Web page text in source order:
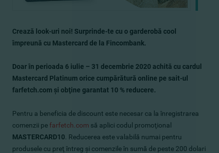
Crează look-uri noi! Surprinde-te cu o garderobă cool
împreună cu Mastercard de la Fincombank.
Doar în perioada 6 iulie – 31 decembrie 2020 achită cu cardul
Mastercard Platinum orice cumpărătură online pe sait-ul
farfetch.com şi obţine garantat 10 % reducere.
Pentru a beneficia de discount este necesar ca la înregistrarea
comenzii pefarfetch.com să aplici codul promoţional
MASTERCARD10 . Reducerea este valabilă numai pentru
produsele cu preţ întreg şi comenzile în sumă de peste 200 dolari